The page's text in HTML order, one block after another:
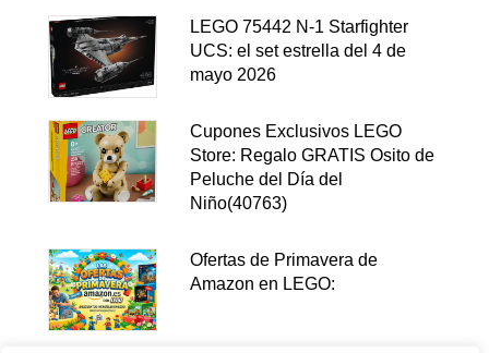
LEGO 75442 N-1 Starfighter
UCS: el set estrella del 4 de
mayo 2026
Cupones Exclusivos LEGO
Store: Regalo GRATIS Osito de
Peluche del Día del
Niño(40763)
Ofertas de Primavera de
Amazon en LEGO: